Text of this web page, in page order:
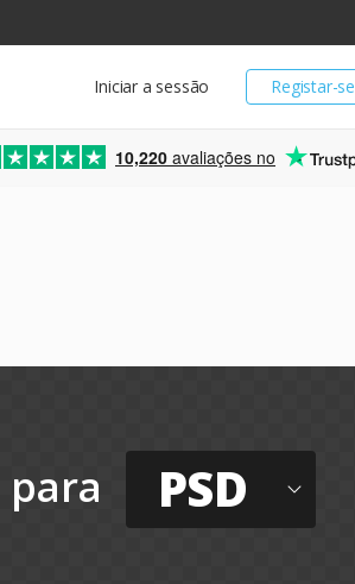
Registar-se
Iniciar a sessão
10,220 avaliações no
para PSD